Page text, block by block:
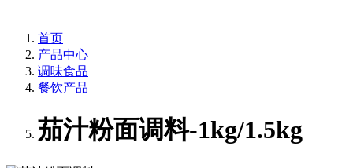
首页
产品中心
调味食品
餐饮产品
茄汁粉面调料-1kg/1.5kg